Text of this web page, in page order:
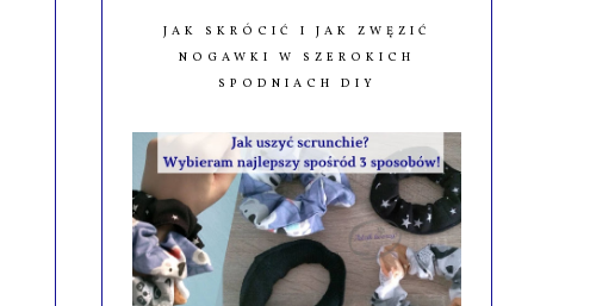
JAK SKRÓCIĆ I JAK ZWĘZIĆ
NOGAWKI W SZEROKICH
SPODNIACH DIY